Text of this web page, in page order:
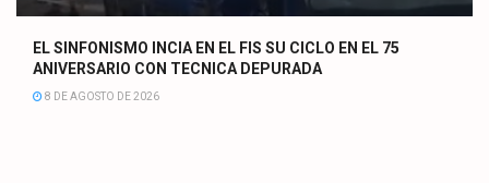
EL SINFONISMO INCIA EN EL FIS SU CICLO EN EL 75
ANIVERSARIO CON TECNICA DEPURADA
8 DE AGOSTO DE 2026